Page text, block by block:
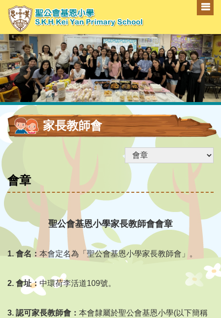
家長教師會
會章
聖公會基恩小學家長教師會會章
1. 會名： 本會定名為「聖公會基恩小學家長教師會」。
2. 會址： 中環荷李活道109號。
3. 認可家長教師會： 本會隸屬於聖公會基恩小學(以下簡稱